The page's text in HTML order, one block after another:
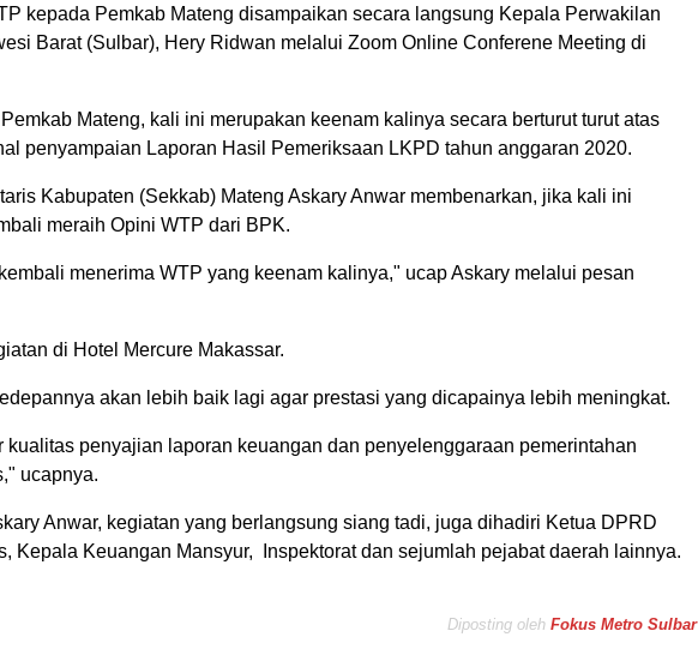
kepada Pemkab Mateng disampaikan secara langsung Kepala Perwakilan
Barat (Sulbar), Hery Ridwan melalui Zoom Online Conferene Meeting di
Mateng, kali ini merupakan keenam kalinya secara berturut turut atas
penyampaian Laporan Hasil Pemeriksaan LKPD tahun anggaran 2020.
Kabupaten (Sekkab) Mateng Askary Anwar membenarkan, jika kali ini
meraih Opini WTP dari BPK.
menerima WTP yang keenam kalinya," ucap Askary melalui pesan
di Hotel Mercure Makassar.
akan lebih baik lagi agar prestasi yang dicapainya lebih meningkat.
kualitas penyajian laporan keuangan dan penyelenggaraan pemerintahan
ucapnya.
Anwar, kegiatan yang berlangsung siang tadi, juga dihadiri Ketua DPRD
Kepala Keuangan Mansyur, Inspektorat dan sejumlah pejabat daerah lainnya.
Diposting oleh Fokus Metro Sulbar